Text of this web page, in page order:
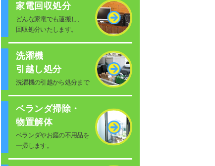
家電回収処分
どんな家電でも運搬し、
回収処分いたします。
洗濯機
引越し処分
洗濯機の引越から処分まで
ベランダ掃除・
物置解体
ベランダやお庭の不用品を
一掃します。